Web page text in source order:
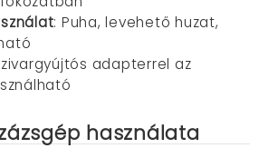
: Puha, levehető huzat,
adapterrel az
használata